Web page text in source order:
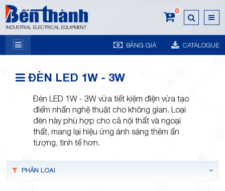
INDUSTRIAL ELECTRICAL EQUIPMENT
0
BẢNG GIÁ CATALOGUE
7A
Trương
ĐÈN LED 1W - 3W
Đèn LED 1W - 3W vừa tiết kiệm điện vừa tạo
điểm nhấn nghệ thuật cho không gian. Loại
đèn này phù hợp cho cả nội thất và ngoại
thất, mang lại hiệu ứng ánh sáng thêm ấn
tượng, tinh tế hơn.
PHÂN LOẠI